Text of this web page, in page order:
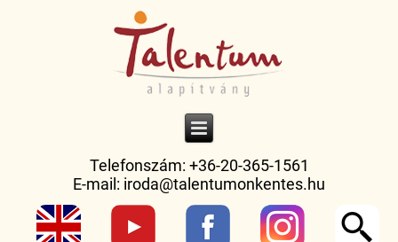
Telefonszám: +36-20-365-1561
E-mail: iroda@talentumonkentes.hu